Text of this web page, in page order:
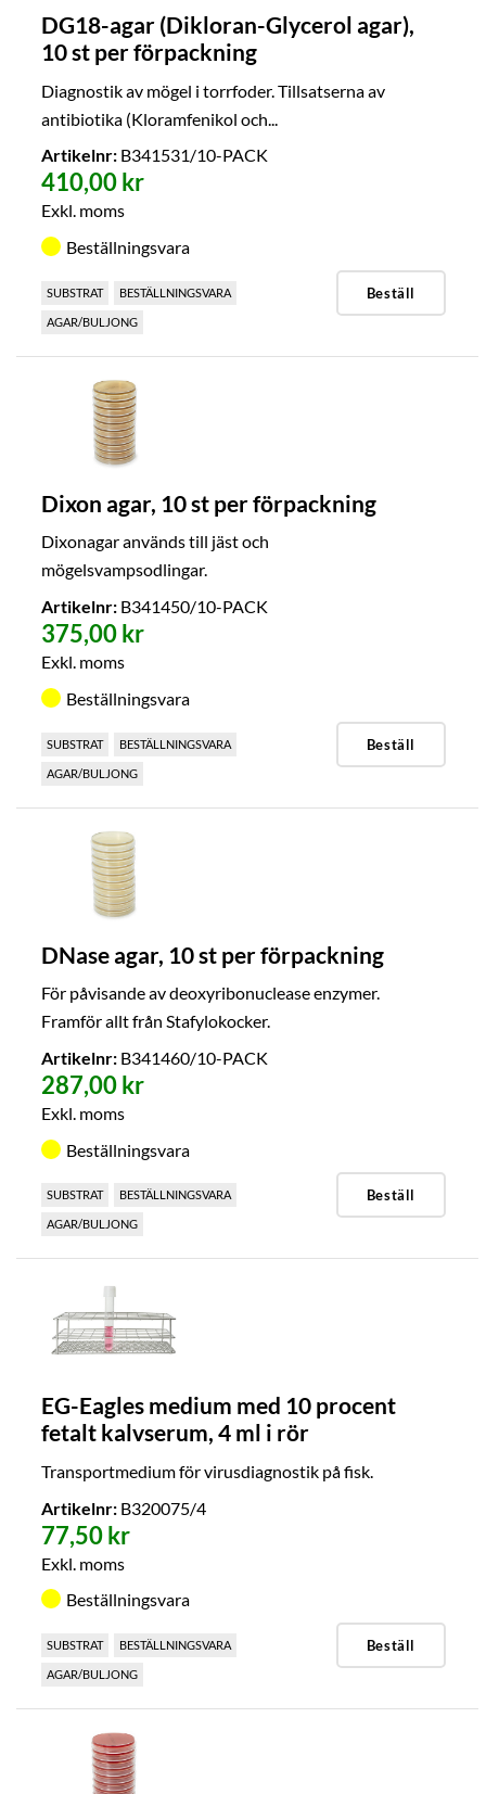
DG18-agar (Dikloran-Glycerol agar),
10 st per förpackning
Diagnostik av mögel i torrfoder. Tillsatserna av
antibiotika (Kloramfenikol och...
Artikelnr:B341531/10-PACK
410,00 kr
Exkl. moms
Beställningsvara
SUBSTRAT BESTÄLLNINGSVARA
AGAR/BULJONG
Beställ
Dixon agar, 10 st per förpackning
Dixonagar används till jäst och
mögelsvampsodlingar.
Artikelnr:B341450/10-PACK
375,00 kr
Exkl. moms
Beställningsvara
SUBSTRAT BESTÄLLNINGSVARA
AGAR/BULJONG
Beställ
DNase agar, 10 st per förpackning
För påvisande av deoxyribonuclease enzymer.
Framför allt från Stafylokocker.
Artikelnr:B341460/10-PACK
287,00 kr
Exkl. moms
Beställningsvara
SUBSTRAT BESTÄLLNINGSVARA
AGAR/BULJONG
Beställ
EG-Eagles medium med 10 procent
fetalt kalvserum, 4 ml i rör
Transportmedium för virusdiagnostik på fisk.
Artikelnr:B320075/4
77,50 kr
Exkl. moms
Beställningsvara
SUBSTRAT BESTÄLLNINGSVARA
AGAR/BULJONG
Beställ